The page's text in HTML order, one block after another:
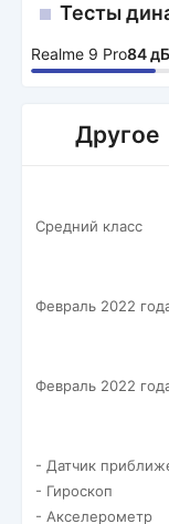
Тесты
Realme 9 Pro84 дБ
Другое
Средний класс
Февраль 2022
Февраль 2022
- Датчик
- Гироскоп
- Акселерометр